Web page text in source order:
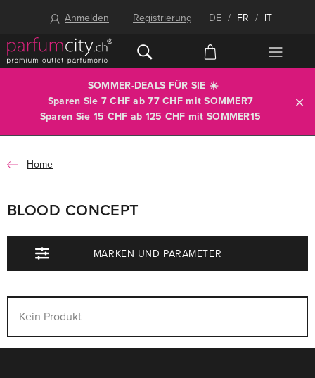
Anmelden Registrierung DE / FR / IT
SOMMER-DEALS FÜR SIE ☀️
Sparen Sie 7 CHF ab 77 CHF mitSOMMER7
Sparen Sie 15 CHF ab 125 CHF mit SOMMER15
Home
BLOOD CONCEPT
MARKEN UND PARAMETER
Kein Produkt